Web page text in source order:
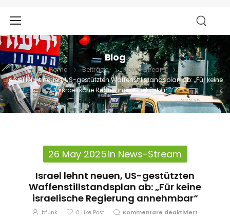
Blog
Home Beiträge
News-Stream
Israel lehnt neuen, US-gestützten Waffenstillstandsplan ab: „Für keine
israelische Regierung annehmbar“
26 May 2025in News-Stream
Israel lehnt neuen, US-gestützten
Waffenstillstandsplan ab: „Für keine
israelische Regierung annehmbar“
bfunk 0 Like Post Kommentare deaktiviert